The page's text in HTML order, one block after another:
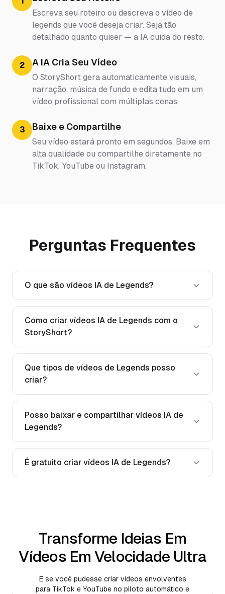
Escreva seu roteiro ou descreva o vídeo de
legends que você deseja criar. Seja tão
detalhado quanto quiser — a IA cuida do resto.
2 A IA Cria Seu Vídeo
O StoryShort gera automaticamente visuais,
narração, música de fundo e edita tudo em um
vídeo profissional com múltiplas cenas.
3 Baixe e Compartilhe
Seu vídeo estará pronto em segundos. Baixe em
alta qualidade ou compartilhe diretamente no
TikTok, YouTube ou Instagram.
Perguntas Frequentes
O que são vídeos IA de Legends?
Como criar vídeos IA de Legends com o
StoryShort?
Que tipos de vídeos de Legends posso
criar?
Posso baixar e compartilhar vídeos IA de
Legends?
É gratuito criar vídeos IA de Legends?
Transforme Ideias Em
Vídeos Em Velocidade Ultra
E se você pudesse criar vídeos envolventes
para TikTok e YouTube no piloto automático e